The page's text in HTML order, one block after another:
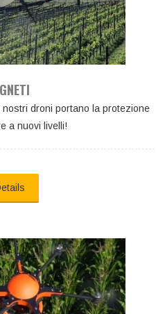
droni portano la protezione
a nuovi livelli!